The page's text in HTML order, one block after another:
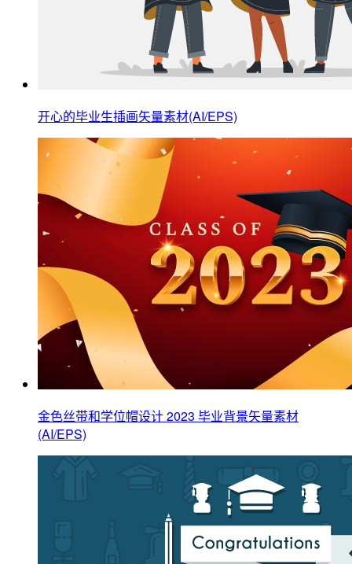
开心的毕业生插画矢量素材(AI/EPS)
金色丝带和学位帽设计 2023 毕业背景矢量素材
(AI/EPS)